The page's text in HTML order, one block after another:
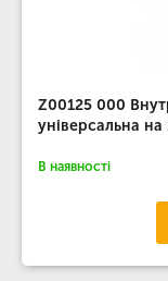
Z00125 000
універсальна на
В наявності